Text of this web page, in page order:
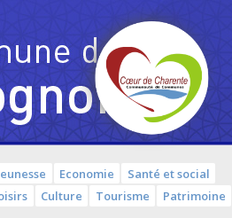
Economie
Santé et social
Culture Tourisme Patrimoine